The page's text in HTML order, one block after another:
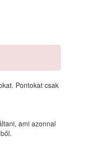
Pontokat csak
ami azonnal